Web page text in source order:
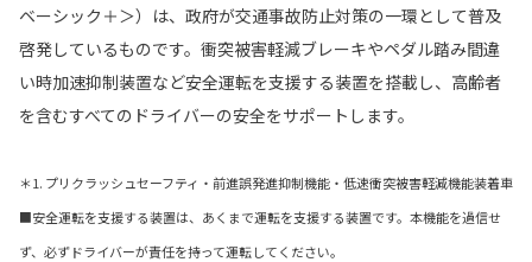
ベーシック＋＞）は、政府が交通事故防止対策の一環として普及
啓発しているものです。衝突被害軽減ブレーキやペダル踏み間違
い時加速抑制装置など安全運転を支援する装置を搭載し、高齢者
を含むすべてのドライバーの安全をサポートします。
＊1. プリクラッシュセーフティ・前進誤発進抑制機能・低速衝突被害軽減機能装着車
■安全運転を支援する装置は、あくまで運転を支援する装置です。本機能を過信せ
ず、必ずドライバーが責任を持って運転してください。